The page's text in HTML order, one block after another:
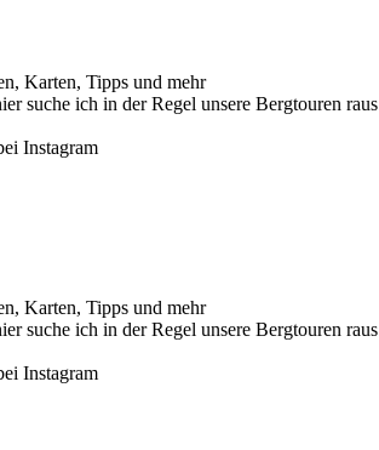
Karten, Tipps und mehr
suche ich in der Regel unsere Bergtouren raus
Instagram
Karten, Tipps und mehr
suche ich in der Regel unsere Bergtouren raus
Instagram